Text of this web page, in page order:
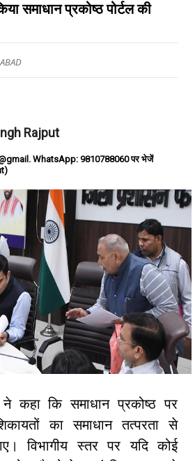
समाधान प्रकोष्ठ पोर्टल की
Rajput
WhatsApp: 9810788060 पर भेजें
कहा कि समाधान प्रकोष्ठ पर
का समाधान तत्परता से
विभागीय स्तर पर यदि कोई